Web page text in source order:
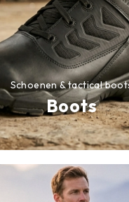
Boots
Schoenen & tactical